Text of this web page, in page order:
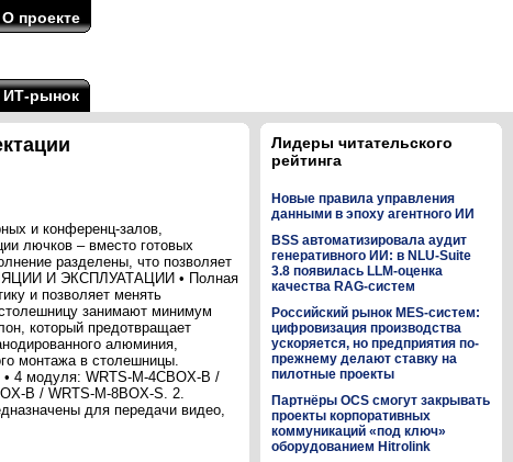
О проекте
ИТ-рынок
и конференц-залов,
лючков – вместо готовых
разделены, что позволяет
И ЭКСПЛУАТАЦИИ • Полная
и позволяет менять
занимают минимум
который предотвращает
алюминия,
монтажа в столешницы.
4 модуля: WRTS-M-4CBOX-B /
B / WRTS-M-8BOX-S. 2.
для передачи видео,
Лидеры читательского
рейтинга
Новые правила управления
данными в эпоху агентного ИИ
BSS автоматизировала аудит
генеративного ИИ: в NLU-Suite
3.8 появилась LLM-оценка
качества RAG-систем
Российский рынок MES-систем:
цифровизация производства
ускоряется, но предприятия по-
прежнему делают ставку на
пилотные проекты
Партнёры OCS смогут закрывать
проекты корпоративных
коммуникаций «под ключ»
оборудованием Hitrolink